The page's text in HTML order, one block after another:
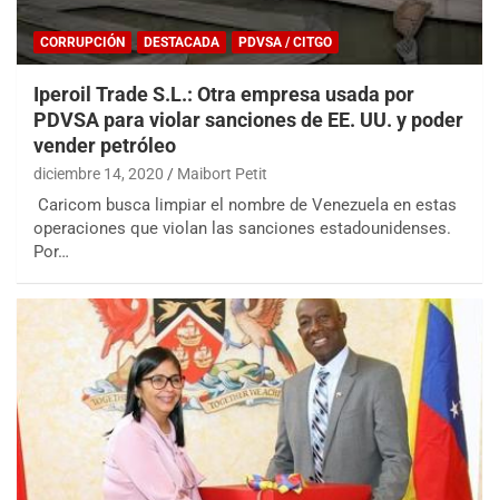
CORRUPCIÓN DESTACADA PDVSA / CITGO
Iperoil Trade S.L.: Otra empresa usada por
PDVSA para violar sanciones de EE. UU. y poder
vender petróleo
diciembre 14, 2020 Maibort Petit
Caricom busca limpiar el nombre de Venezuela en estas
operaciones que violan las sanciones estadounidenses.
Por…